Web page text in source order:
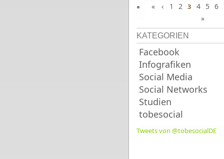
Juni 2016(7)
« ‹ 1 2 3 4 5 6
»
KATEGORIEN
Facebook
Infografiken
Social Media
Social Networks
Studien
tobesocial
Tweets von @tobesocialDE